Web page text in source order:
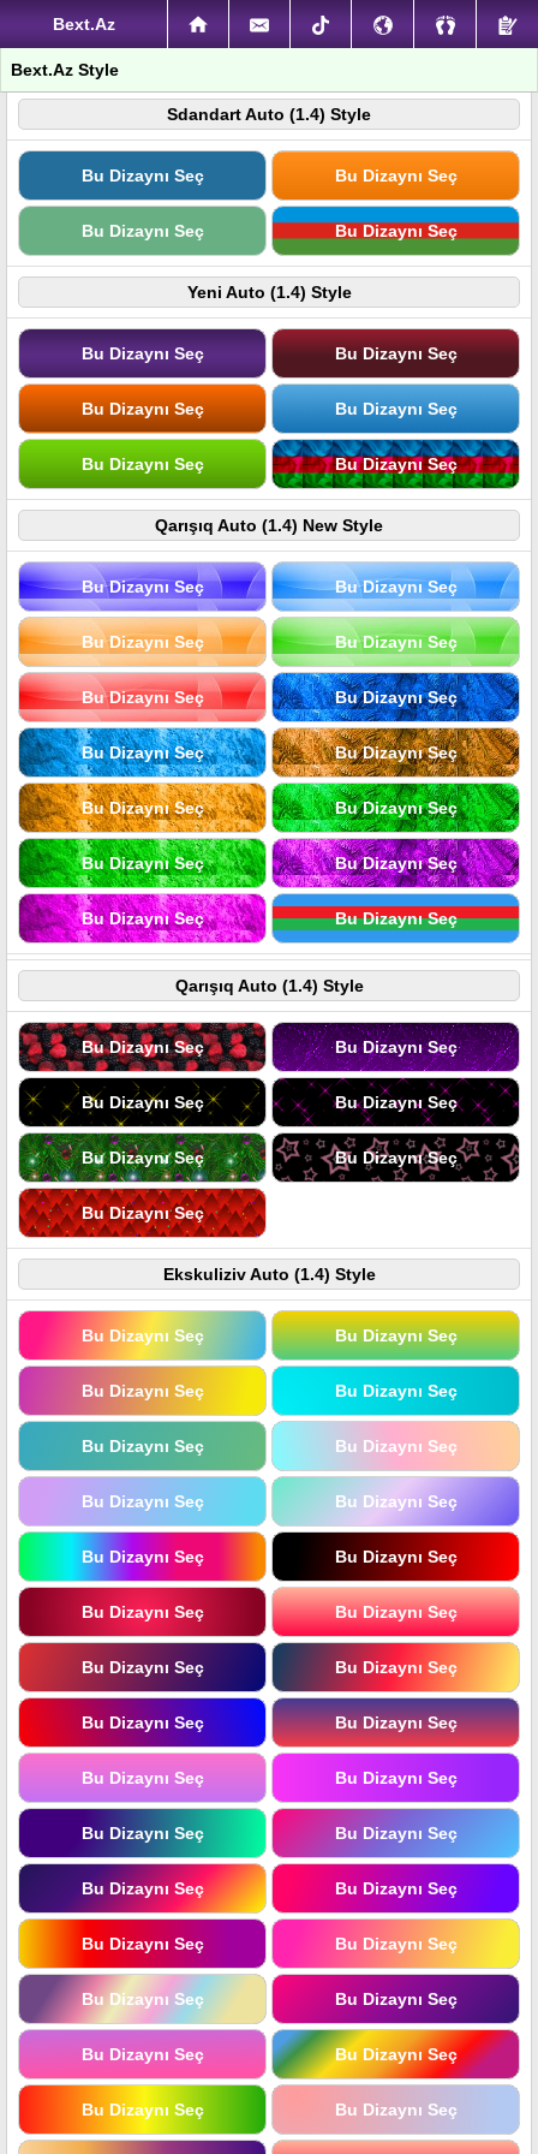
Bext.Az
Bext.Az Style
Sdandart Auto (1.4) Style
Bu Dizaynı Seç Bu Dizaynı Seç
Bu Dizaynı Seç Bu Dizaynı Seç
Yeni Auto (1.4) Style
Bu Dizaynı Seç Bu Dizaynı Seç
Bu Dizaynı Seç Bu Dizaynı Seç
Bu Dizaynı Seç Bu Dizaynı Seç
Qarışıq Auto (1.4) New Style
Bu Dizaynı Seç Bu Dizaynı Seç
Bu Dizaynı Seç Bu Dizaynı Seç
Bu Dizaynı Seç Bu Dizaynı Seç
Bu Dizaynı Seç Bu Dizaynı Seç
Bu Dizaynı Seç Bu Dizaynı Seç
Bu Dizaynı Seç Bu Dizaynı Seç
Bu Dizaynı Seç Bu Dizaynı Seç
Qarışıq Auto (1.4) Style
Bu Dizaynı Seç Bu Dizaynı Seç
Bu Dizaynı Seç Bu Dizaynı Seç
Bu Dizaynı Seç Bu Dizaynı Seç
Bu Dizaynı Seç
Ekskuliziv Auto (1.4) Style
Bu Dizaynı Seç Bu Dizaynı Seç
Bu Dizaynı Seç Bu Dizaynı Seç
Bu Dizaynı Seç Bu Dizaynı Seç
Bu Dizaynı Seç Bu Dizaynı Seç
Bu Dizaynı Seç Bu Dizaynı Seç
Bu Dizaynı Seç Bu Dizaynı Seç
Bu Dizaynı Seç Bu Dizaynı Seç
Bu Dizaynı Seç Bu Dizaynı Seç
Bu Dizaynı Seç Bu Dizaynı Seç
Bu Dizaynı Seç Bu Dizaynı Seç
Bu Dizaynı Seç Bu Dizaynı Seç
Bu Dizaynı Seç Bu Dizaynı Seç
Bu Dizaynı Seç Bu Dizaynı Seç
Bu Dizaynı Seç Bu Dizaynı Seç
Bu Dizaynı Seç Bu Dizaynı Seç